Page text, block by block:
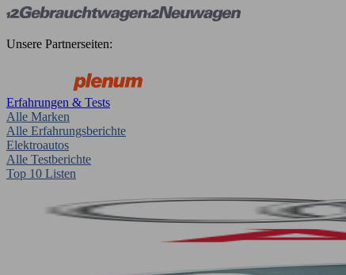
Unsere Partnerseiten:
Erfahrungen & Tests
Alle Marken
Alle Erfahrungsberichte
Elektroautos
Alle Testberichte
Top 10 Listen